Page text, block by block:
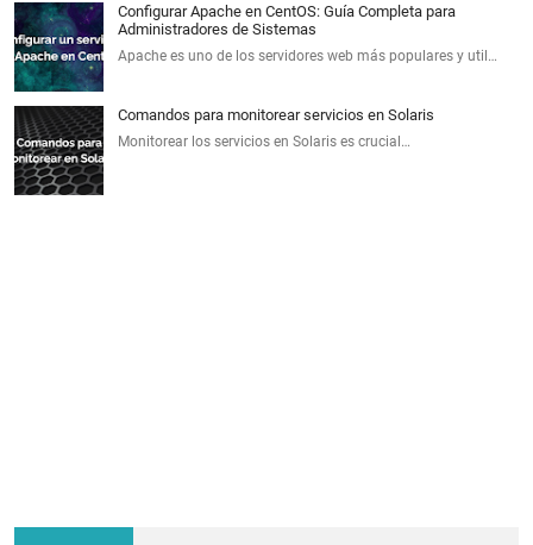
Configurar Apache en CentOS: Guía Completa para
Administradores de Sistemas
Apache es uno de los servidores web más populares y util…
Comandos para monitorear servicios en Solaris
Monitorear los servicios en Solaris es crucial…